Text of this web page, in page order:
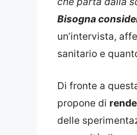
Bisogna
un’intervista,
sanitario e
Di fronte a
propone di
delle